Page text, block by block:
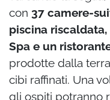
con 37 camere-
piscina riscaldata,
Spa e un
prodotte dalla
cibi raffinati. Una
gli ospiti potranno